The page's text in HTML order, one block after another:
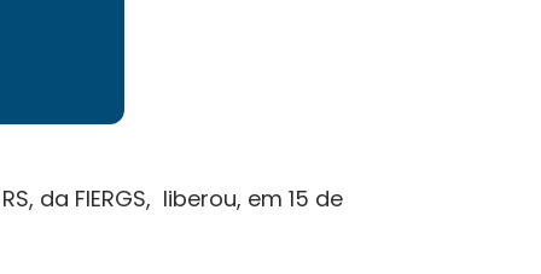
da FIERGS, liberou, em 15 de